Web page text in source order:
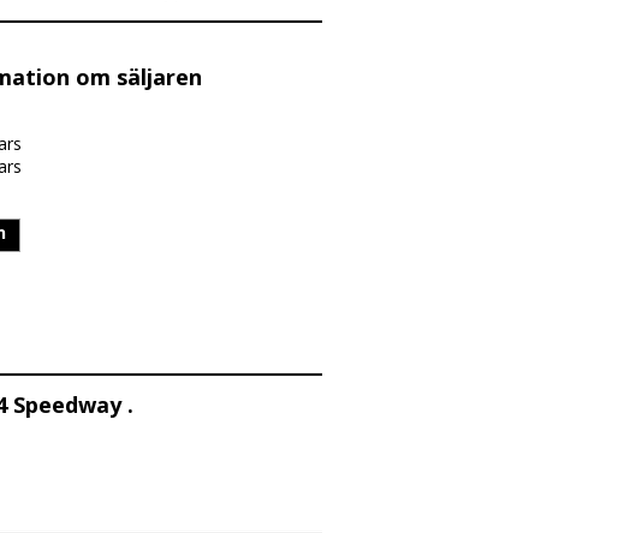
om säljaren
Speedway .